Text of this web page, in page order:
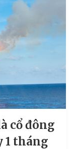
cổ đông
1 tháng